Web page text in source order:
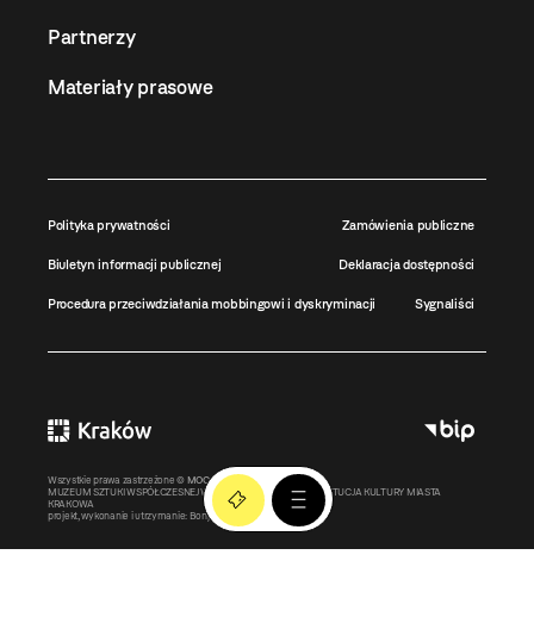
Partnerzy
Materiały prasowe
Polityka prywatności Zamówienia publiczne
Biuletyn informacji publicznej Deklaracja dostępności
Procedura przeciwdziałania mobbingowi i dyskryminacji Sygnaliści
Wszystkie prawa zastrzeżone © MOCAK2011-2026
MUZEUM SZTUKI WSPÓŁCZESNEJ W KRAKOWIE MOCAK – INSTYTUCJA KULTURY MIASTA
KRAKOWA
projekt, wykonanie i utrzymanie: Bonjour.pl